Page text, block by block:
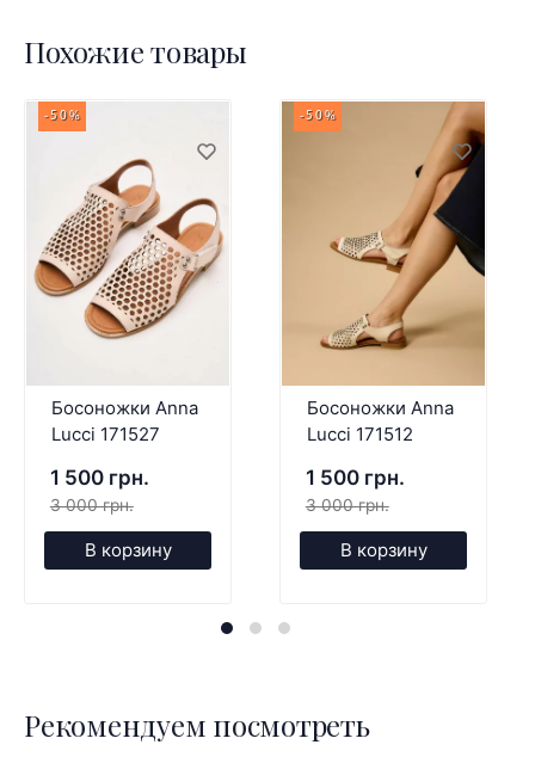
Похожие товары
-50%
Босоножки Anna
Lucci 171527
1 500 грн.
3 000 грн.
В корзину
-50%
Босоножки Anna
Lucci 171512
1 500 грн.
3 000 грн.
В корзину
Рекомендуем посмотреть